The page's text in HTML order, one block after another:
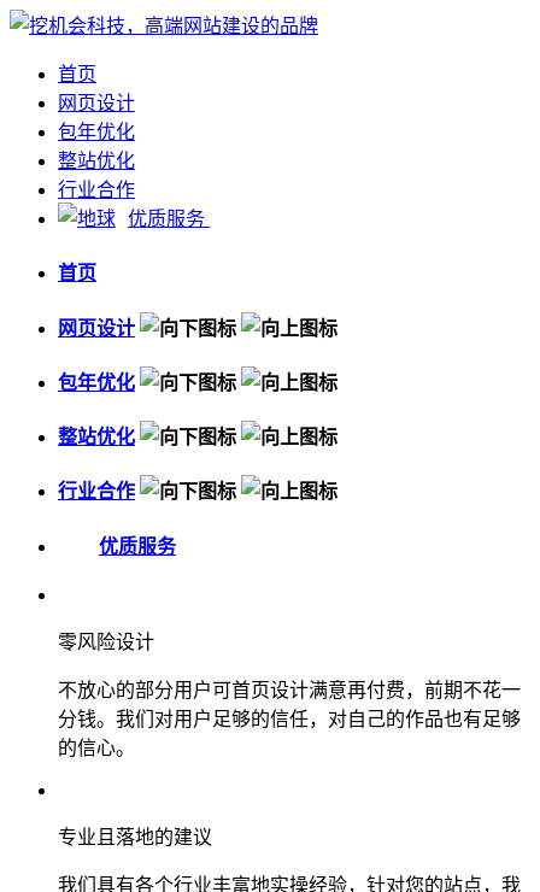
首页
网页设计
包年优化
整站优化
行业合作
优质服务
首页
网页设计
包年优化
整站优化
行业合作
优质服务
零风险设计
不放心的部分用户可首页设计满意再付费，前期不花一
分钱。我们对用户足够的信任，对自己的作品也有足够
的信心。
专业且落地的建议
我们具有各个行业丰富地实操经验，针对您的站点，我